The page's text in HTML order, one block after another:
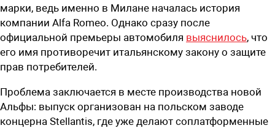
марки, ведь именно в Милане началась история
компании Alfa Romeo. Однако сразу после
официальной премьеры автомобиля выяснилось, что
его имя противоречит итальянскому закону о защите
прав потребителей.
Проблема заключается в месте производства новой
Альфы: выпуск организован на польском заводе
концерна Stellantis, где уже делают соплатформенные